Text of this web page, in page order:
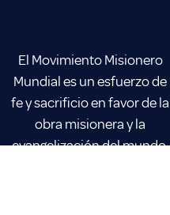
El Movimiento Misionero
Mundial es un esfuerzo de
fe y sacrificio en favor de la
obra misionera y la
evangelización del mundo.